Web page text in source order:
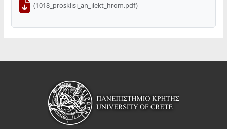
(1018_prosklisi_an_ilekt_hrom.pdf)